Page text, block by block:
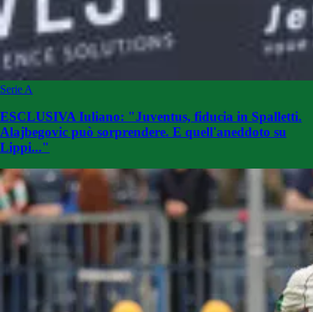
Serie A
ESCLUSIVA Iuliano: "Juventus, fiducia in Spalletti.
Alajbegovic può sorprendere. E quell'aneddoto su
Lippi..."